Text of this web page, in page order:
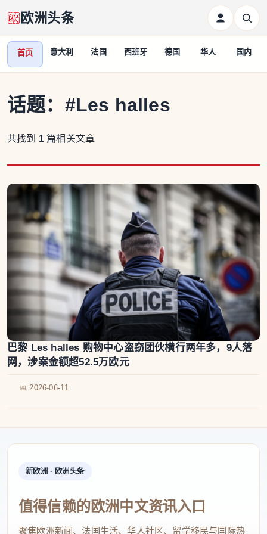
欧洲头条
首页 意大利 法国 西班牙 德国 华人 国内
话题： #Les halles
共找到 1 篇相关文章
巴黎 Les halles 购物中心盗窃团伙横行两年多，9人落
网，涉案金额超52.5万欧元
📅 2026-06-11
新欧洲 · 欧洲头条
值得信赖的欧洲中文资讯入口
聚焦欧洲新闻、法国生活、华人社区、留学移民与国际热